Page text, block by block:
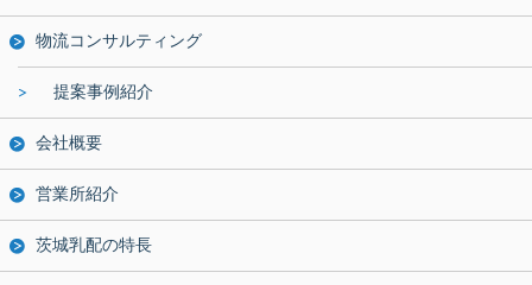
物流コンサルティング
提案事例紹介
会社概要
営業所紹介
茨城乳配の特長